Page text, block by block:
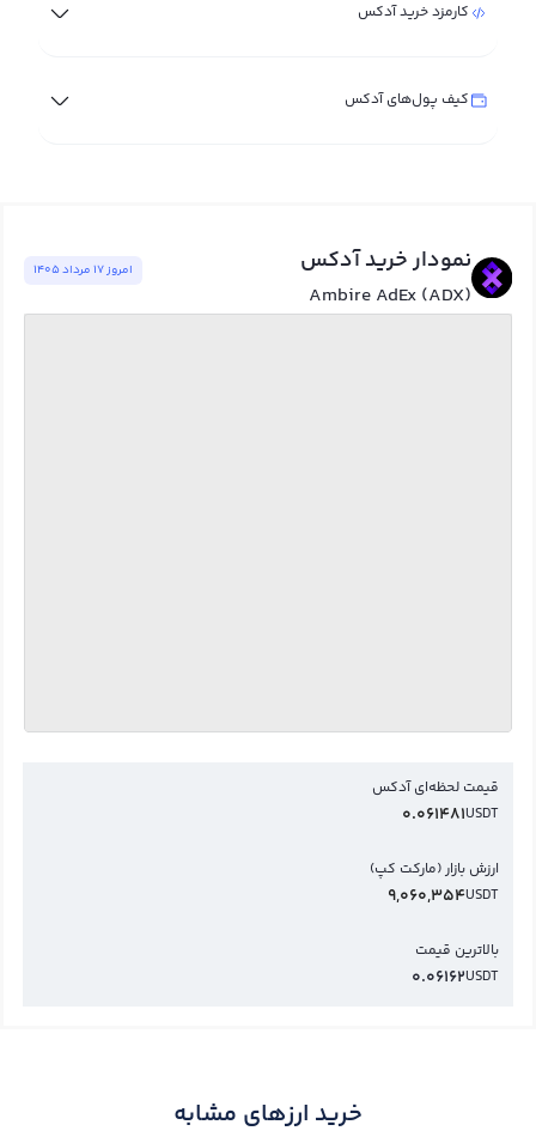
کارمزد خرید آدکس
کیف پول‌های آدکس
نمودار خرید آدکس
Ambire AdEx (ADX)
امروز ١٧ مرداد ١٤٠٥
قیمت لحظه‌ای آدکس
USDT
0.061481
ارزش بازار (مارکت کپ)
USDT
9,060,354
بالاترین قیمت
USDT
0.06162
خرید ارزهای مشابه